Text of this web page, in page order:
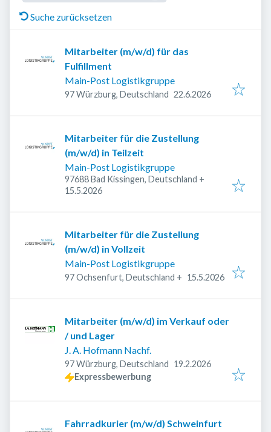
Suche zurücksetzen
Mitarbeiter (m/w/d) für das
Fulfillment
Main-Post Logistikgruppe
97 Würzburg, Deutschland Veröffentlicht
22.6.2026
Mitarbeiter für die Zustellung
(m/w/d) in Teilzeit
Main-Post Logistikgruppe
97688 Bad Kissingen, Deutschland +
Veröffentlicht
15.5.2026
Mitarbeiter für die Zustellung
(m/w/d) in Vollzeit
Main-Post Logistikgruppe
97 Ochsenfurt, Deutschland + Veröffentlicht:
15.5.2026
Mitarbeiter (m/w/d) im Verkauf oder
/ und Lager
J. A. Hofmann Nachf.
97 Würzburg, Deutschland Veröffentlicht
19.2.2026
Expressbewerbung
Fahrradkurier (m/w/d) Schweinfurt